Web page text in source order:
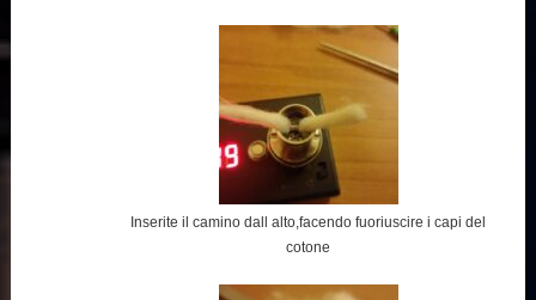
Inserite il camino dall alto,facendo fuoriuscire i capi del
cotone